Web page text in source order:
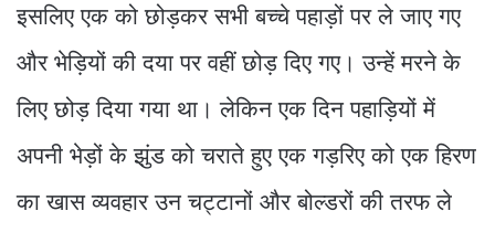
इसलिए एक को छोड़कर सभी बच्चे पहाड़ों पर ले जाए गए
और भेड़ियों की दया पर वहीं छोड़ दिए गए। उन्हें मरने के
लिए छोड़ दिया गया था। लेकिन एक दिन पहाड़ियों में
अपनी भेड़ों के झुंड को चराते हुए एक गड़रिए को एक हिरण
का खास व्यवहार उन चट्टानों और बोल्डरों की तरफ ले